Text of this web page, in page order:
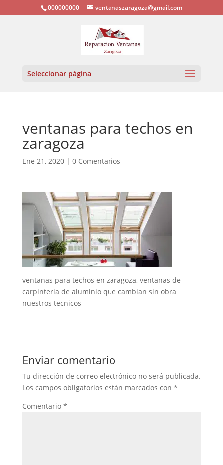
000000000 ventanaszaragoza@gmail.com
Seleccionar página
ventanas para techos en
zaragoza
Ene 21, 2020| 0 Comentarios
ventanas para techos en zaragoza, ventanas de
carpinteria de aluminio que cambian sin obra
nuestros tecnicos
Enviar comentario
Tu dirección de correo electrónico no será publicada.
Los campos obligatorios están marcados con *
Comentario *